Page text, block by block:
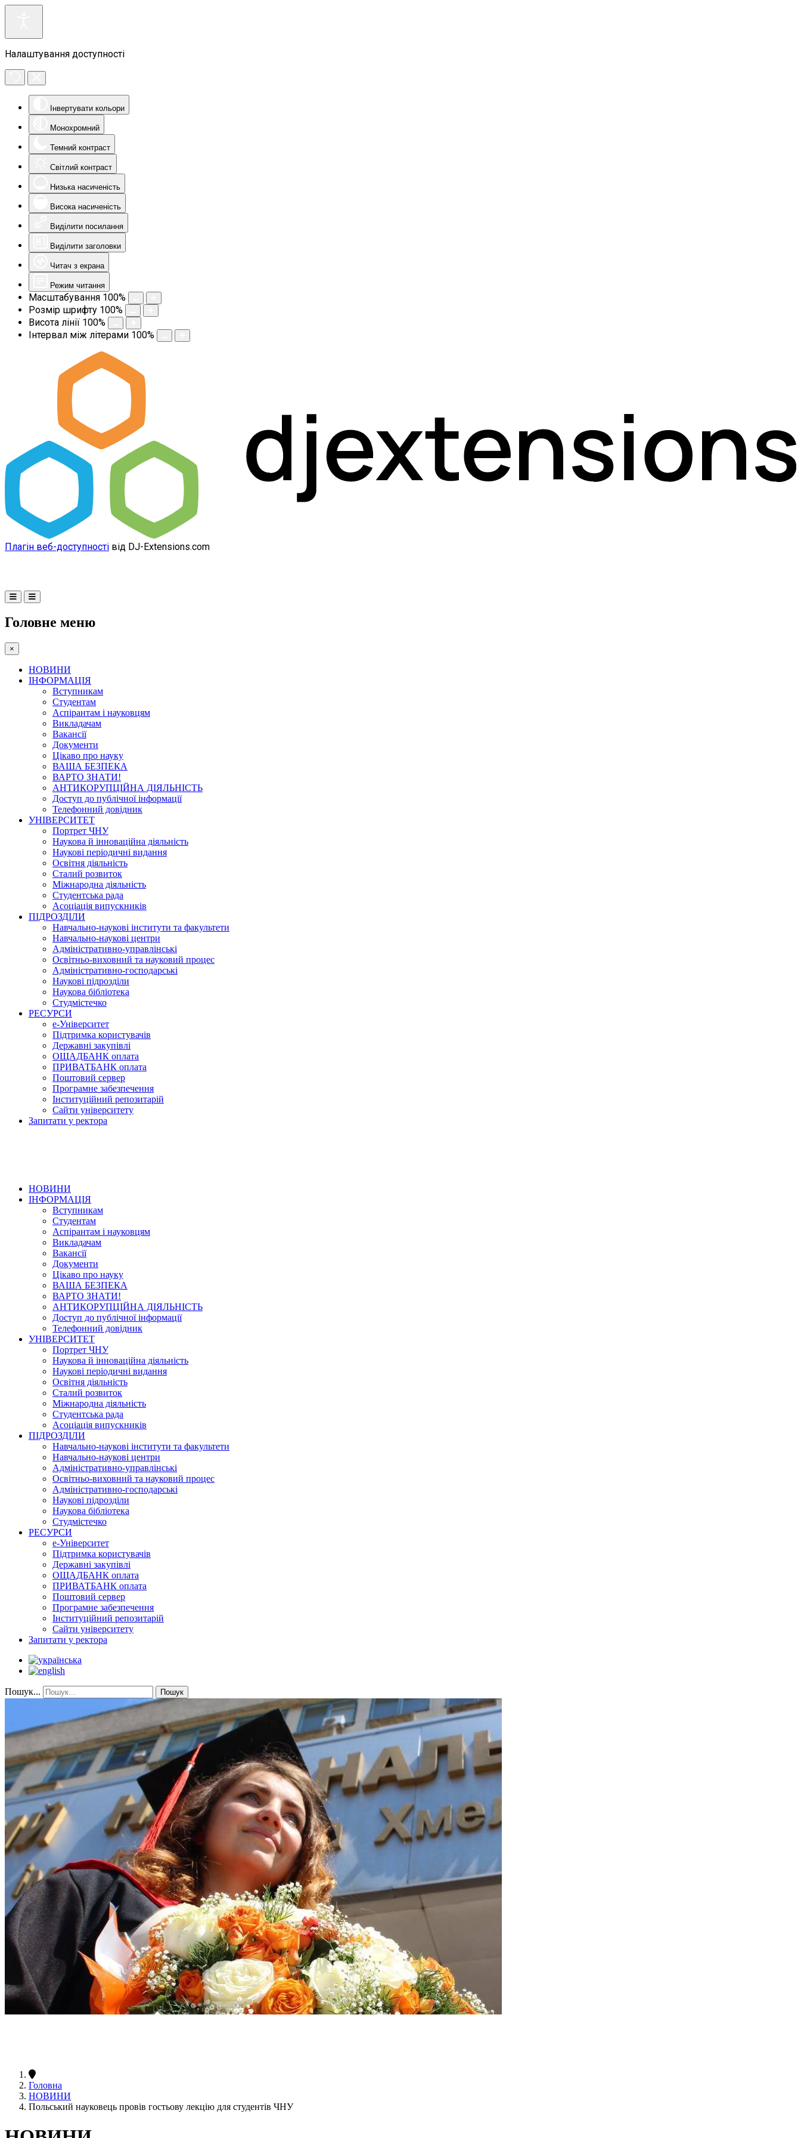
Налаштування доступності
Інвертувати кольори
Монохромний
Темний контраст
Світлий контраст
Низька насиченість
Висока насиченість
Виділити посилання
Виділити заголовки
Читач з екрана
Режим читання
Масштабування 100%
Розмір шрифту 100%
Висота лінії 100%
Інтервал між літерами 100%
Плагін веб-доступності від DJ-Extensions.com
Головне меню
×
НОВИНИ
ІНФОРМАЦІЯ
Вступникам
Студентам
Аспірантам і науковцям
Викладачам
Вакансії
Документи
Цікаво про науку
ВАША БЕЗПЕКА
ВАРТО ЗНАТИ!
АНТИКОРУПЦІЙНА ДІЯЛЬНІСТЬ
Доступ до публічної інформації
Телефонний довідник
УНІВЕРСИТЕТ
Портрет ЧНУ
Наукова й інноваційна діяльність
Наукові періодичні видання
Освітня діяльність
Сталий розвиток
Міжнародна діяльність
Студентська рада
Асоціація випускників
ПІДРОЗДІЛИ
Навчально-наукові інститути та факультети
Навчально-наукові центри
Адміністративно-управлінські
Освітньо-виховний та науковий процес
Адміністративно-господарські
Наукові підрозділи
Наукова бібліотека
Студмістечко
РЕСУРСИ
е-Університет
Підтримка користувачів
Державні закупівлі
ОЩАДБАНК оплата
ПРИВАТБАНК оплата
Поштовий сервер
Програмне забезпечення
Інституційний репозитарій
Сайти університету
Запитати у ректора
НОВИНИ
ІНФОРМАЦІЯ
Вступникам
Студентам
Аспірантам і науковцям
Викладачам
Вакансії
Документи
Цікаво про науку
ВАША БЕЗПЕКА
ВАРТО ЗНАТИ!
АНТИКОРУПЦІЙНА ДІЯЛЬНІСТЬ
Доступ до публічної інформації
Телефонний довідник
УНІВЕРСИТЕТ
Портрет ЧНУ
Наукова й інноваційна діяльність
Наукові періодичні видання
Освітня діяльність
Сталий розвиток
Міжнародна діяльність
Студентська рада
Асоціація випускників
ПІДРОЗДІЛИ
Навчально-наукові інститути та факультети
Навчально-наукові центри
Адміністративно-управлінські
Освітньо-виховний та науковий процес
Адміністративно-господарські
Наукові підрозділи
Наукова бібліотека
Студмістечко
РЕСУРСИ
е-Університет
Підтримка користувачів
Державні закупівлі
ОЩАДБАНК оплата
ПРИВАТБАНК оплата
Поштовий сервер
Програмне забезпечення
Інституційний репозитарій
Сайти університету
Запитати у ректора
Пошук... Пошук
Головна
НОВИНИ
Польський науковець провів гостьову лекцію для студентів ЧНУ